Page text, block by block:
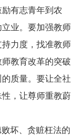
有志青年到农
业。要加强教师
力度，找准教师
教育改革的突破
质量。要让全社
，让尊师重教蔚
坏、贪赃枉法的